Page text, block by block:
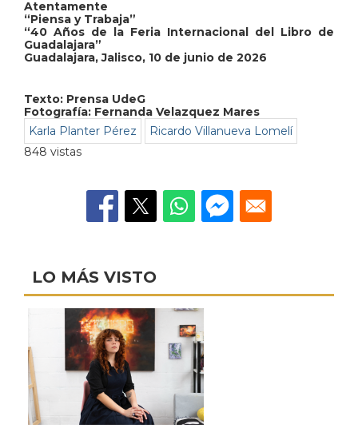
Atentamente
“Piensa y Trabaja”
“40 Años de la Feria Internacional del Libro de
Guadalajara”
Guadalajara, Jalisco, 10 de junio de 2026
Texto: Prensa UdeG
Fotografía: Fernanda Velazquez Mares
Karla Planter Pérez
Ricardo Villanueva Lomelí
848 vistas
LO MÁS VISTO